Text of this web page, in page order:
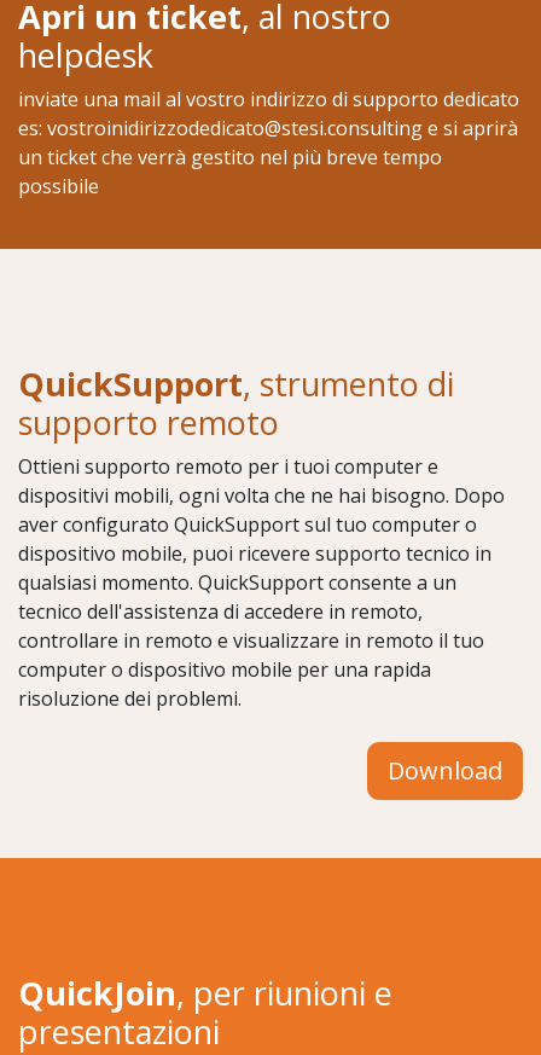
Apri un ticket, al nostro
helpdesk
inviate una mail al vostro indirizzo di supporto dedicato
es: vostroinidirizzodedicato@stesi.consulting e si aprirà
un ticket che verrà gestito nel più breve tempo
possibile
QuickSupport, strumento di
supporto remoto
Ottieni supporto remoto per i tuoi computer e
dispositivi mobili, ogni volta che ne hai bisogno. Dopo
aver configurato QuickSupport sul tuo computer o
dispositivo mobile, puoi ricevere supporto tecnico in
qualsiasi momento. QuickSupport consente a un
tecnico dell'assistenza di accedere in remoto,
controllare in remoto e visualizzare in remoto il tuo
computer o dispositivo mobile per una rapida
risoluzione dei problemi.
Download
QuickJoin, per riunioni e
presentazioni